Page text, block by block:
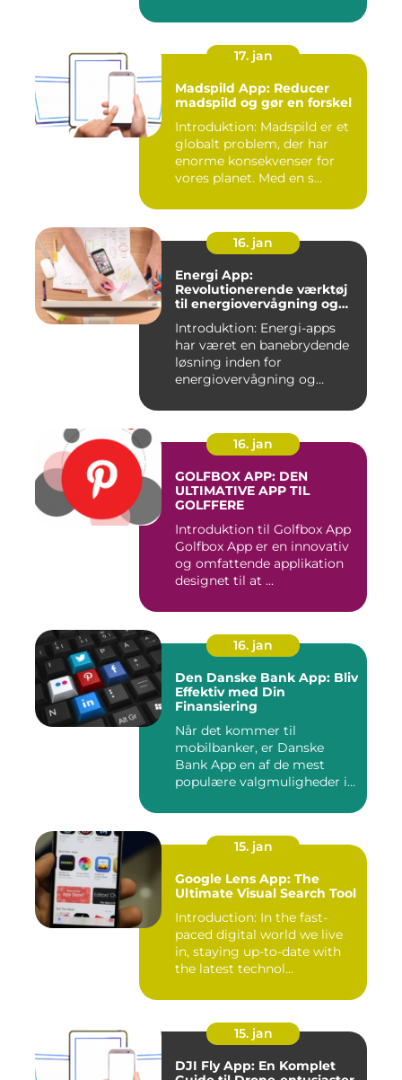
17. jan
Madspild App: Reducer
madspild og gør en forskel
Introduktion: Madspild er et
globalt problem, der har
enorme konsekvenser for
vores planet. Med en s...
16. jan
Energi App:
Revolutionerende værktøj
til energiovervågning og
Introduktion: Energi-apps
har været en banebrydende
løsning inden for
energiovervågning og
16. jan
GOLFBOX APP: DEN
ULTIMATIVE APP TIL
GOLFFERE
Introduktion til Golfbox App
Golfbox App er en innovativ
og omfattende applikation
designet til at ...
16. jan
Den Danske Bank App: Bliv
Effektiv med Din
Finansiering
Når det kommer til
mobilbanker, er Danske
Bank App en af de mest
populære valgmuligheder i
15. jan
Google Lens App: The
Ultimate Visual Search Tool
Introduction: In the fast-
paced digital world we live
in, staying up-to-date with
the latest technol...
15. jan
DJI Fly App: En Komplet